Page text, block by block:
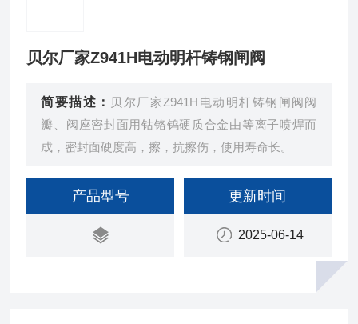
贝尔厂家Z941H电动明杆铸钢闸阀
简要描述： 贝尔厂家Z941H电动明杆铸钢闸阀阀
瓣、阀座密封面用钴铬钨硬质合金由等离子喷焊而
成，密封面硬度高，擦，抗擦伤，使用寿命长。
产品型号 更新时间
2025-06-14